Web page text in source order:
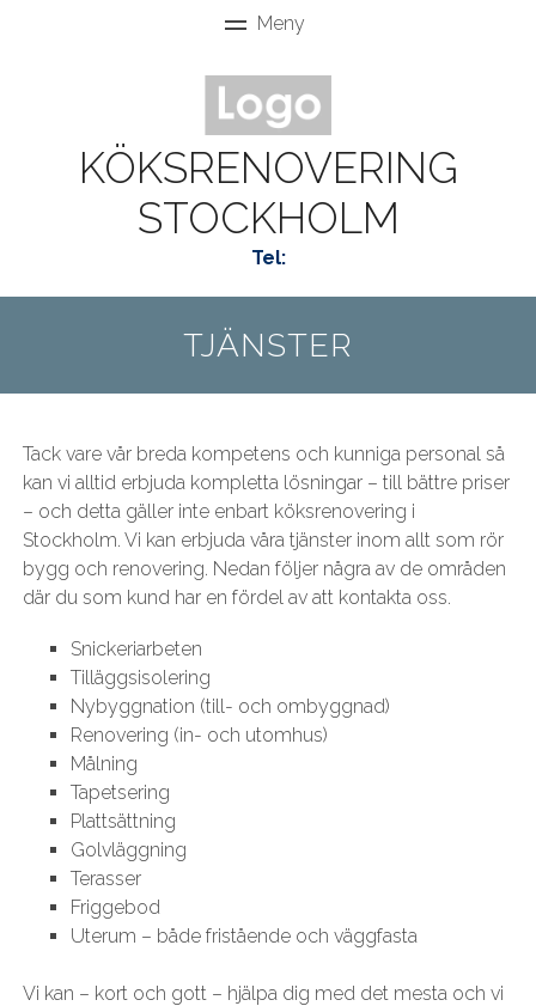
KÖKSRENOVERING
STOCKHOLM
Tel:
TJÄNSTER
Tack vare vår breda kompetens och kunniga personal så
kan vi alltid erbjuda kompletta lösningar – till bättre priser
– och detta gäller inte enbart köksrenovering i
Stockholm. Vi kan erbjuda våra tjänster inom allt som rör
bygg och renovering. Nedan följer några av de områden
där du som kund har en fördel av att kontakta oss.
Snickeriarbeten
Tilläggsisolering
Nybyggnation (till- och ombyggnad)
Renovering (in- och utomhus)
Målning
Tapetsering
Plattsättning
Golvläggning
Terasser
Friggebod
Uterum – både fristående och väggfasta
Vi kan – kort och gott – hjälpa dig med det mesta och vi